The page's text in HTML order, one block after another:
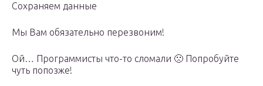
Сохраняем данные
Мы Вам обязательно перезвоним!
Ой… Программисты что-то сломали 🙁 Попробуйте
чуть попозже!